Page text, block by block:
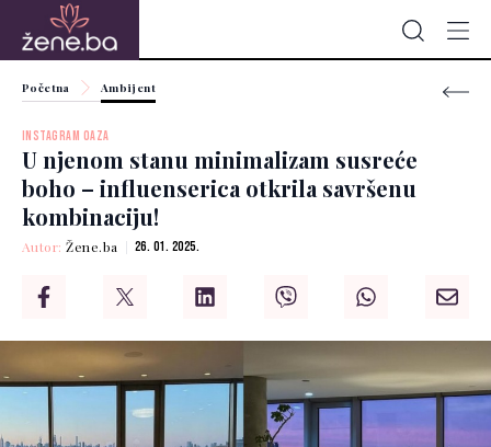
Početna Ambijent
INSTAGRAM OAZA
U njenom stanu minimalizam susreće
boho – influenserica otkrila savršenu
kombinaciju!
Autor:Žene.ba 26. 01. 2025.